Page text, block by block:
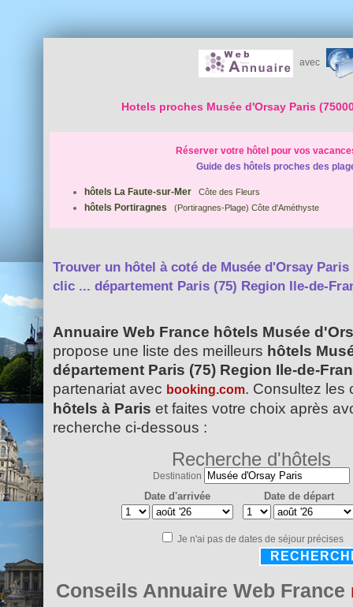
avec
Hotels proches Musée d'Orsay Paris
Réserver votre hôtel pour vos
Guide des hôtels proches des
hôtels La Faute-sur-Mer Côte des Fleurs
hôtels Portiragnes (Portiragnes-Plage) Côte d'Améthyste
Trouver un hôtel à coté de Musée d'Orsay
clic ... département Paris (75) Region Ile-de-
Annuaire Web France hôtels Musée
propose une liste des meilleurs hôtels
département Paris (75) Region Ile-de-
partenariat avec booking.com. Consultez les
hôtels à Paris et faites votre choix après
recherche ci-dessous :
Recherche d'hôtels
Destination
Date d'arrivée Date de départ
Je n'ai pas de dates de séjour précises
Conseils Annuaire Web France